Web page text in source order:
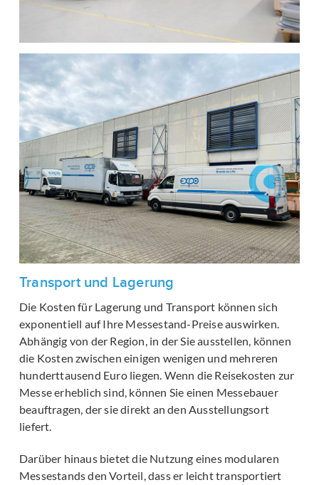
Transport und Lagerung
Die Kosten für Lagerung und Transport können sich
exponentiell auf Ihre Messestand-Preise auswirken.
Abhängig von der Region, in der Sie ausstellen, können
die Kosten zwischen einigen wenigen und mehreren
hunderttausend Euro liegen. Wenn die Reisekosten zur
Messe erheblich sind, können Sie einen Messebauer
beauftragen, der sie direkt an den Ausstellungsort
liefert.
Darüber hinaus bietet die Nutzung eines modularen
Messestands den Vorteil, dass er leicht transportiert